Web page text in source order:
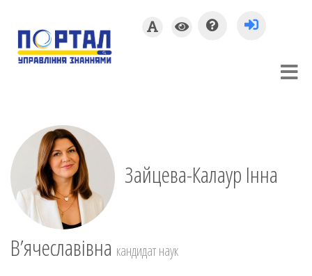
Зайцева-Калаур Інна
В’ячеславівна кандидат наук